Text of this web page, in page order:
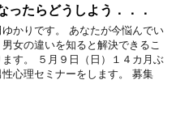
ったらどうしよう．．．
かりです。 あなたが今悩んでい
女の違いを知ると解決できるこ
す。 ５月９日（日）１４カ月ぶ
心理セミナーをします。 募集